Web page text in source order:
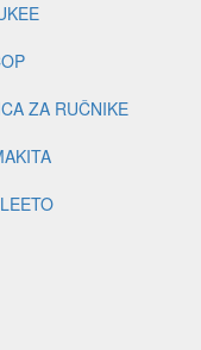
ZA RUČNIKE
LEETO